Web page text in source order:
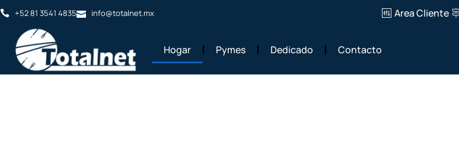
contenido
+52 81 3541 4835 info@totalnet.mx Area Cliente
Hogar Pymes Dedicado Contacto